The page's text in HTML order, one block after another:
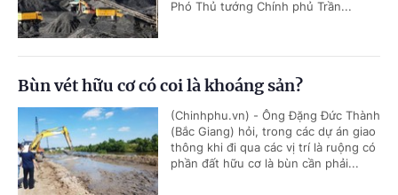
Phó Thủ tướng Chính phủ Trần...
Bùn vét hữu cơ có coi là khoáng sản?
(Chinhphu.vn) - Ông Đặng Đức Thành
(Bắc Giang) hỏi, trong các dự án giao
thông khi đi qua các vị trí là ruộng có
phần đất hữu cơ là bùn cần phải...